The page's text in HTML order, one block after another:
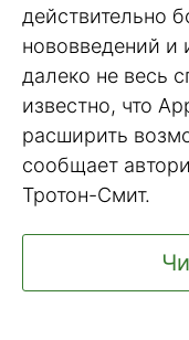
действительно
нововведений и
далеко не весь
известно, что
расширить
сообщает
Тротон-Смит.